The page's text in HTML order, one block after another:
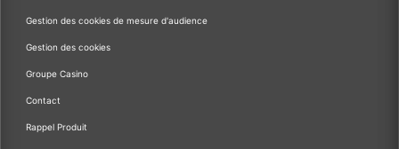
Gestion des cookies de mesure d'audience
Gestion des cookies
Groupe Casino
Contact
Rappel Produit